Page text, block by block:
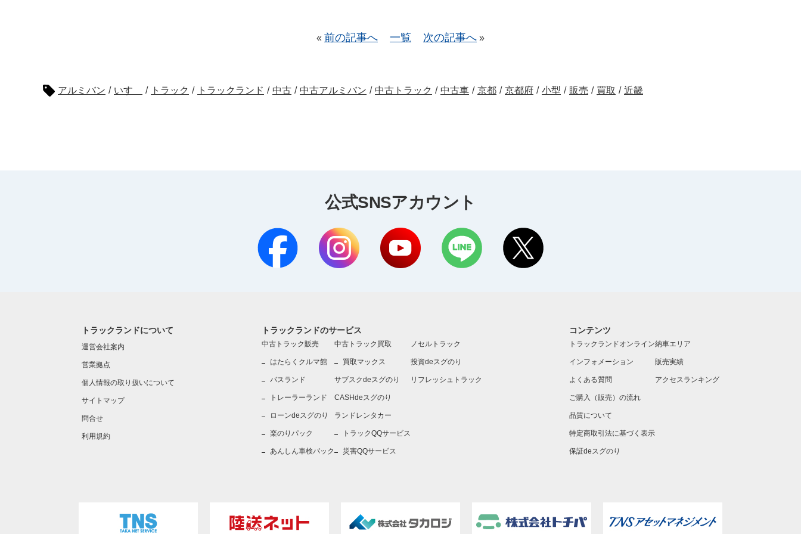
« 前の記事へ 一覧 次の記事へ »
アルミバン / いすゞ / トラック / トラックランド / 中古 / 中古アルミバン / 中古トラック / 中古車 / 京都 / 京都府 / 小型 / 販売 / 買取 / 近畿
公式SNSアカウント
トラックランドについて
運営会社案内
営業拠点
個人情報の取り扱いについて
サイトマップ
問合せ
利用規約
トラックランドのサービス
中古トラック販売
はたらくクルマ館
バスランド
トレーラーランド
ローンdeスグのり
楽のりパック
あんしん車検パック
中古トラック買取
買取マックス
サブスクdeスグのり
CASHdeスグのり
ランドレンタカー
トラックQQサービス
災害QQサービス
ノセルトラック
投資deスグのり
リフレッシュトラック
コンテンツ
トラックランドオンライン
インフォメーション
よくある質問
ご購入（販売）の流れ
品質について
特定商取引法に基づく表示
保証deスグのり
納車エリア
販売実績
アクセスランキング